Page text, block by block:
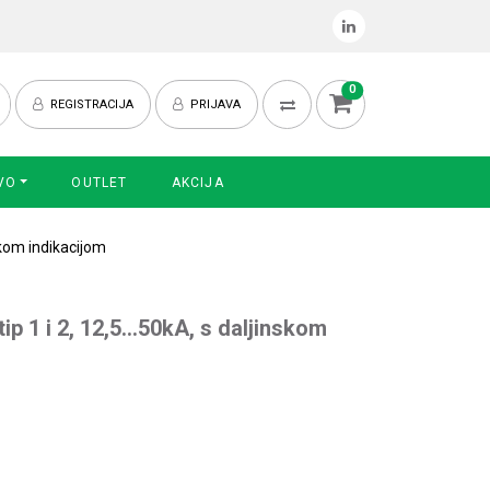
REGISTRACIJA PRIJAVA
0
OUTLET AKCIJA
indikacijom
1 i 2, 12,5…50kA, s daljinskom